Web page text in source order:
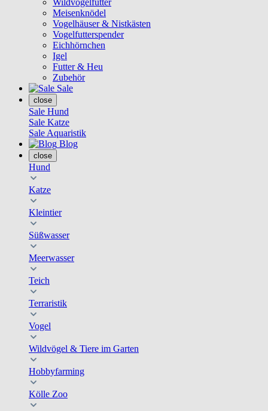
Wildvogelfutter
Meisenknödel
Vogelhäuser & Nistkästen
Vogelfutterspender
Eichhörnchen
Igel
Futter & Heu
Zubehör
Sale
close
Sale Hund
Sale Katze
Sale Aquaristik
Blog
close
Hund
Katze
Kleintier
Süßwasser
Meerwasser
Teich
Terraristik
Vogel
Wildvögel & Tiere im Garten
Hobbyfarming
Kölle Zoo